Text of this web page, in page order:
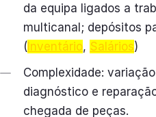
da equipa ligados a
multicanal; depósitos
(Inventário, Salários)
Complexidade:
diagnóstico e
chegada de peças.